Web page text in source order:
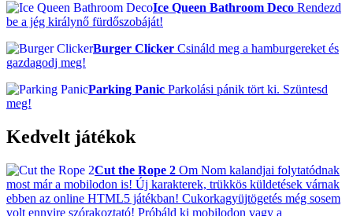
Ice Queen Bathroom Deco Rendezd
be a jég királynő fürdőszobáját!
Burger Clicker Csináld meg a hamburgereket és
gazdagodj meg!
Parking Panic Parkolási pánik tört ki. Szüntesd
meg!
Kedvelt játékok
Cut the Rope 2 Om Nom kalandjai folytatódnak
most már a mobilodon is! Új karakterek, trükkös küldetések várnak
ebben az online HTML5 játékban! Cukorkagyüjtögetés még sosem
volt ennyire szórakoztató! Próbáld ki mobilodon vagy a